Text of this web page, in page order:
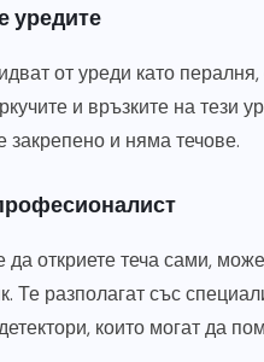
уредите
от уреди като
и връзките на тези
закрепено и няма течове.
да откриете теча сами,
Те разполагат със
които могат да
РАЗНИ